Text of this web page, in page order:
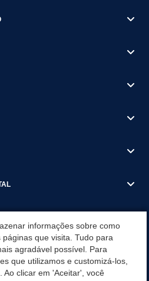
informações sobre como
que visita. Tudo para
agradável possível. Para
que utilizamos e customizá-los,
Ao clicar em 'Aceitar', você